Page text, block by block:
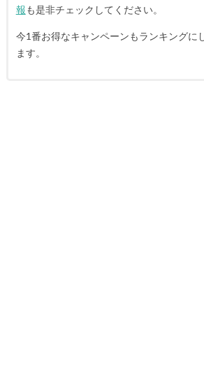
報も是非チェックしてください。
今1番お得なキャンペーンもランキングに
ます。